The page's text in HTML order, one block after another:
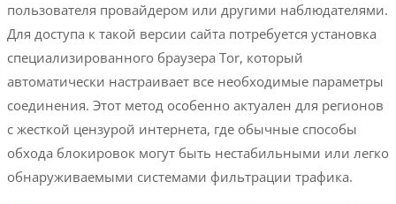
пользователя провайдером или другими наблюдателями.
Для доступа к такой версии сайта потребуется установка
специализированного браузера Tor, который
автоматически настраивает все необходимые параметры
соединения. Этот метод особенно актуален для регионов
с жесткой цензурой интернета, где обычные способы
обхода блокировок могут быть нестабильными или легко
обнаруживаемыми системами фильтрации трафика.